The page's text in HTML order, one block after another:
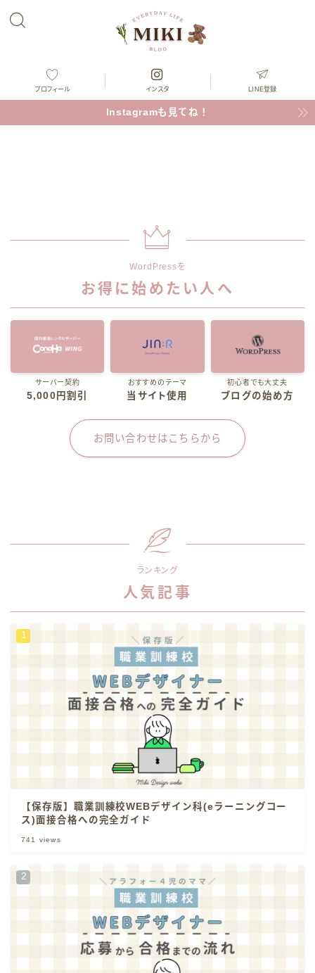
プロフィール インスタ LINE登録
Instagramも見てね！
WordPressを
お得に始めたい人へ
サーバー契約
5,000円割引
おすすめのテーマ
当サイト使用
初心者でも大丈夫
ブログの始め方
お問い合わせはこちらから
ランキング
人気記事
【保存版】職業訓練校WEBデザイン科(eラーニングコー
ス)面接合格への完全ガイド
741 views